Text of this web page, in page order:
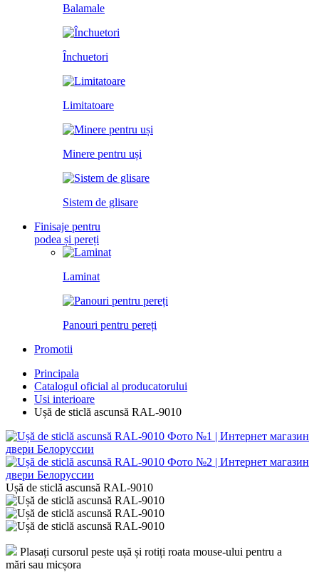
Balamale
Închuetori
Limitatoare
Minere pentru uși
Sistem de glisare
Finisaje pentru
podea și pereți
Laminat
Panouri pentru pereți
Promotii
Principala
Catalogul oficial al producatorului
Usi interioare
Ușă de sticlă ascunsă RAL-9010
Ușă de sticlă ascunsă RAL-9010
Plasați cursorul peste ușă și rotiți roata mouse-ului pentru a
mări sau micșora